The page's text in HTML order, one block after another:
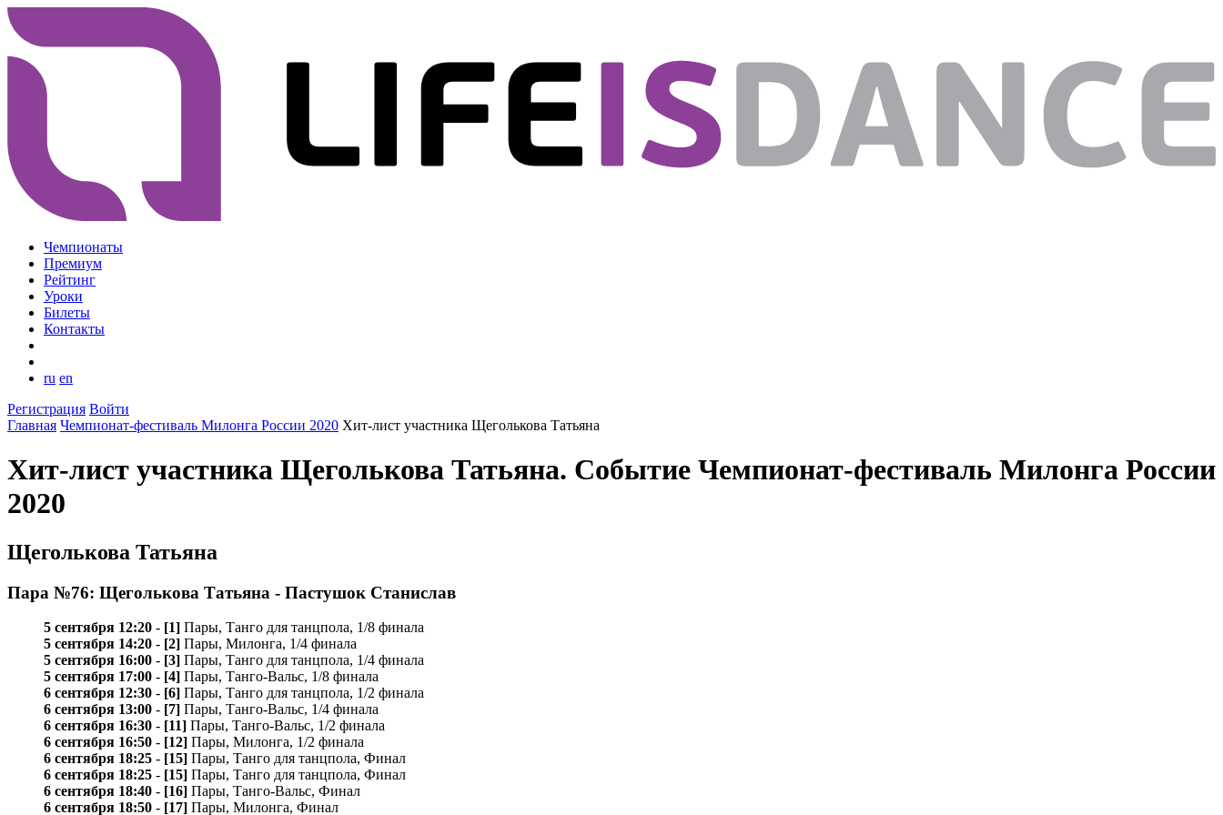
Чемпионаты
Премиум
Рейтинг
Уроки
Билеты
Контакты
ru en
Регистрация Войти
Главная Чемпионат-фестиваль Милонга России 2020 Хит-лист участника Щеголькова Татьяна
Хит-лист участника Щеголькова Татьяна. Событие Чемпионат-фестиваль Милонга России
2020
Щеголькова Татьяна
Пара №76: Щеголькова Татьяна - Пастушок Станислав
5 сентября 12:20 - [1] Пары, Танго для танцпола, 1/8 финала
5 сентября 14:20 - [2] Пары, Милонга, 1/4 финала
5 сентября 16:00 - [3] Пары, Танго для танцпола, 1/4 финала
5 сентября 17:00 - [4] Пары, Танго-Вальс, 1/8 финала
6 сентября 12:30 - [6] Пары, Танго для танцпола, 1/2 финала
6 сентября 13:00 - [7] Пары, Танго-Вальс, 1/4 финала
6 сентября 16:30 - [11] Пары, Танго-Вальс, 1/2 финала
6 сентября 16:50 - [12] Пары, Милонга, 1/2 финала
6 сентября 18:25 - [15] Пары, Танго для танцпола, Финал
6 сентября 18:25 - [15] Пары, Танго для танцпола, Финал
6 сентября 18:40 - [16] Пары, Танго-Вальс, Финал
6 сентября 18:50 - [17] Пары, Милонга, Финал